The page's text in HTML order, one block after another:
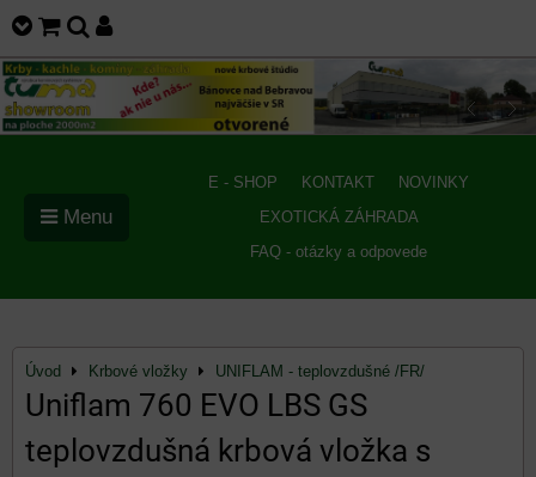
E - SHOP KONTAKT
NOVINKY
EXOTICKÁ ZÁHRADA
FAQ - otázky a odpovede
Menu
Úvod Krbové vložky UNIFLAM - teplovzdušné /FR/
Uniflam 760 EVO LBS GS
teplovzdušná krbová vložka s